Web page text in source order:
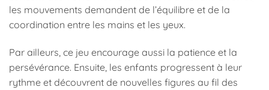
les mouvements demandent de l’équilibre et de la
coordination entre les mains et les yeux.
Par ailleurs, ce jeu encourage aussi la patience et la
persévérance. Ensuite, les enfants progressent à leur
rythme et découvrent de nouvelles figures au fil des